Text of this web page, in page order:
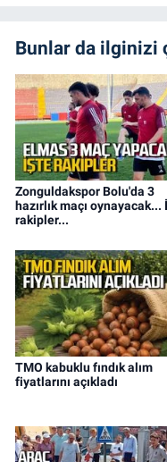
Bunlar da ilginizi
Zonguldakspor Bolu'da 3
hazırlık maçı oynayacak...
rakipler...
TMO kabuklu fındık alım
fiyatlarını açıkladı